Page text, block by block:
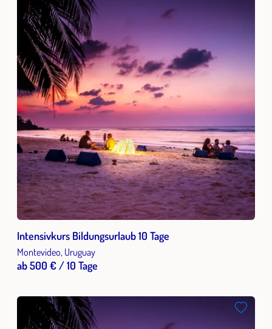
Intensivkurs Bildungsurlaub 10 Tage
Montevideo, Uruguay
ab 500 € / 10 Tage